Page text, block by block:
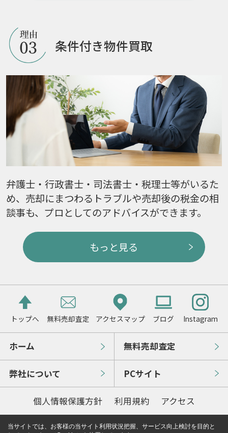
条件付き物件買取
弁護士・行政書士・司法書士・税理士等がいるた
め、売却にまつわるトラブルや売却後の税金の相
談事も、プロとしてのアドバイスができます。
もっと見る
トップへ 無料売却査定 アクセスマップ ブログ Instagram
ホーム 無料売却査定
弊社について PCサイト
個人情報保護方針 利用規約 アクセス
当サイトでは、お客様の当サイト利用状況把握、サービス向上検討を目的と